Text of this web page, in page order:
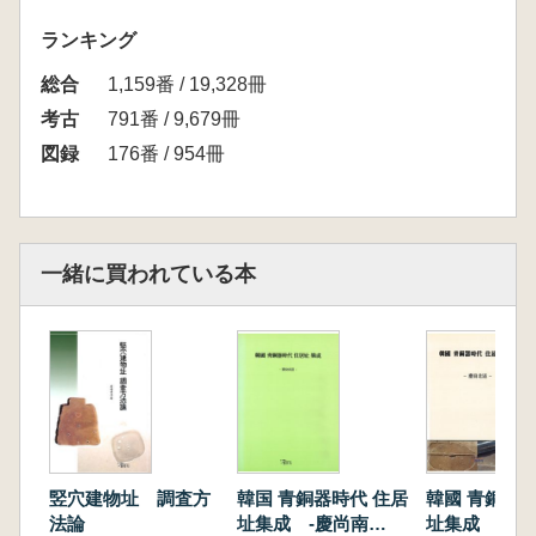
ランキング
総合
1,159番 / 19,328冊
考古
791番 / 9,679冊
図録
176番 / 954冊
一緒に買われている本
竪穴建物址 調査方
法論
韓国 青銅器時代 住居
址集成 -慶尚南
韓國 青銅器
址集成 慶尚